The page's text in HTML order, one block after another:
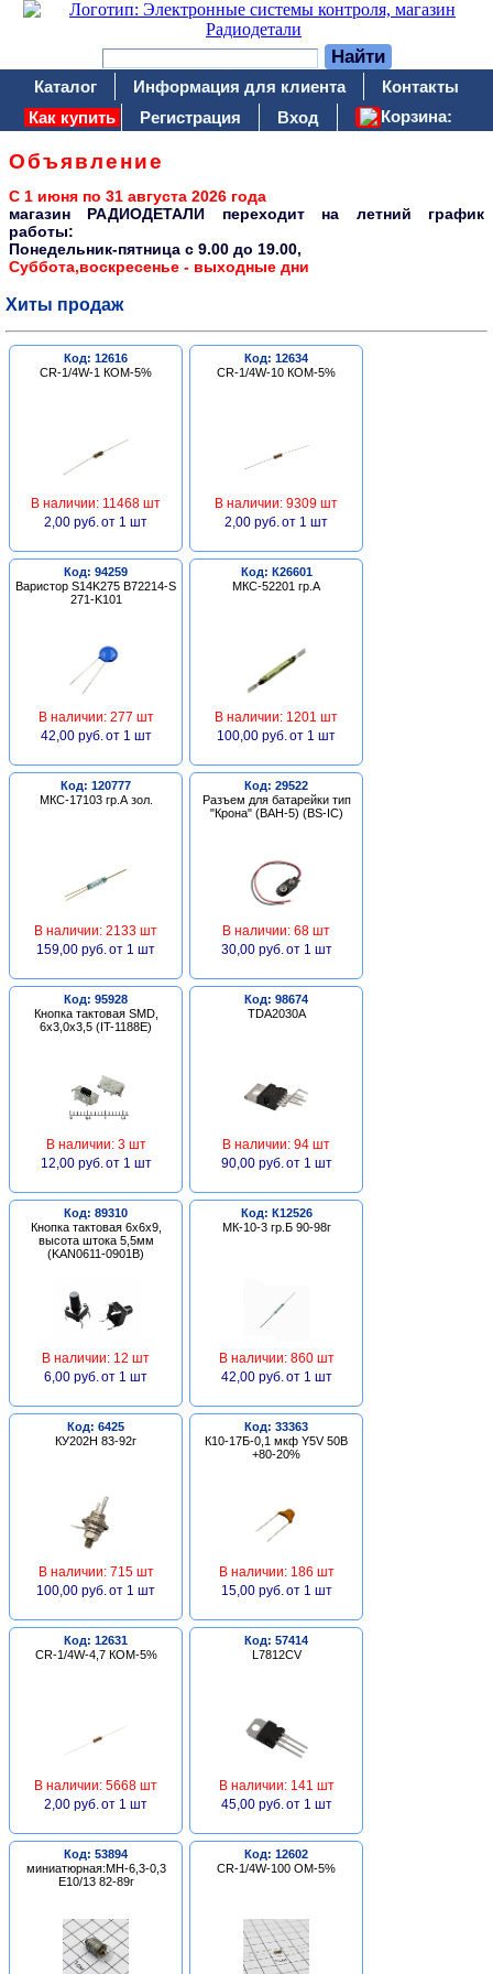
Каталог Информация для клиента
Контакты
Как купить
Регистрация Вход Корзина:
Объявление
С 1 июня по 31 августа 2026 года
магазин РАДИОДЕТАЛИ переходит на летний график
работы:
Понедельник-пятница c 9.00 до 19.00,
Суббота,воскресенье - выходные дни
Хиты продаж
Код: 12616
CR-1/4W-1 КОМ-5%
В наличии: 11468 шт
2,00 руб. от 1 шт
Код: 12634
CR-1/4W-10 КОМ-5%
В наличии: 9309 шт
2,00 руб. от 1 шт
Код: 94259
Варистор S14K275 B72214-S
271-K101
В наличии: 277 шт
42,00 руб. от 1 шт
Код: К26601
МКС-52201 гр.А
В наличии: 1201 шт
100,00 руб. от 1 шт
Код: 120777
МКС-17103 гр.А зол.
В наличии: 2133 шт
159,00 руб. от 1 шт
Код: 29522
Разъем для батарейки тип
"Крона" (BAH-5) (BS-IC)
В наличии: 68 шт
30,00 руб. от 1 шт
Код: 95928
Кнопка тактовая SMD,
6х3,0х3,5 (IT-1188E)
В наличии: 3 шт
12,00 руб. от 1 шт
Код: 98674
TDA2030A
В наличии: 94 шт
90,00 руб. от 1 шт
Код: 89310
Кнопка тактовая 6х6х9,
высота штока 5,5мм
(KAN0611-0901B)
В наличии: 12 шт
6,00 руб. от 1 шт
Код: К12526
МК-10-3 гр.Б 90-98г
В наличии: 860 шт
42,00 руб. от 1 шт
Код: 6425
КУ202Н 83-92г
В наличии: 715 шт
100,00 руб. от 1 шт
Код: 33363
К10-17Б-0,1 мкф Y5V 50В
+80-20%
В наличии: 186 шт
15,00 руб. от 1 шт
Код: 12631
CR-1/4W-4,7 КОМ-5%
В наличии: 5668 шт
2,00 руб. от 1 шт
Код: 57414
L7812CV
В наличии: 141 шт
45,00 руб. от 1 шт
Код: 53894
миниатюрная:МН-6,3-0,3
Е10/13 82-89г
Код: 12602
CR-1/4W-100 ОМ-5%